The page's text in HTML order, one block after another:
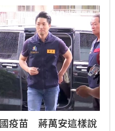
疫苗　蔣萬安這樣說